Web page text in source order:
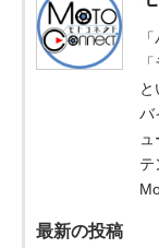
と
バ
テ
最新の投稿